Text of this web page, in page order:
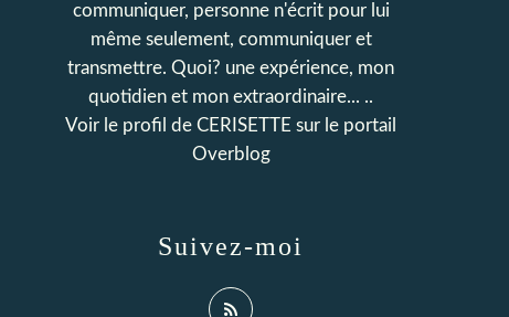
Suivez-moi
communiquer, personne n'écrit pour lui
même seulement, communiquer et
transmettre. Quoi? une expérience, mon
quotidien et mon extraordinaire... ..
Voir le profil de CERISETTE sur le portail
Overblog